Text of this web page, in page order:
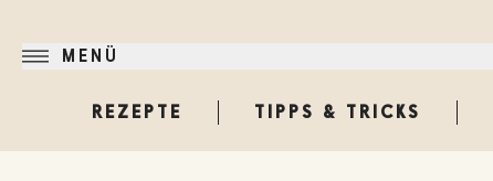
MENÜ
REZEPTE TIPPS & TRICKS